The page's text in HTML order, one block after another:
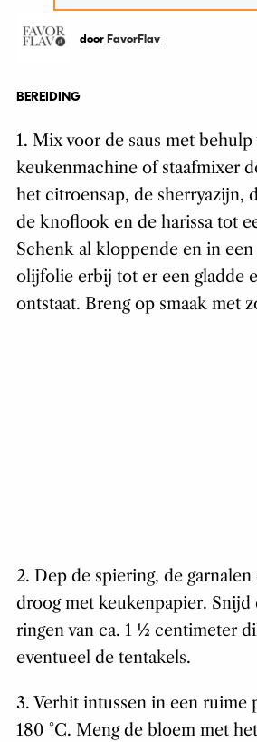
door FavorFlav
BEREIDING
1. Mix voor de saus met behulp
keukenmachine of staafmixer
het citroensap, de sherryazijn,
de knoflook en de harissa tot
Schenk al kloppende en in
olijfolie erbij tot er een gladde
ontstaat. Breng op smaak met
2. Dep de spiering, de
droog met keukenpapier.
ringen van ca. 1 ½ centimeter
eventueel de tentakels.
3. Verhit intussen in een ruime
180 °C. Meng de bloem met